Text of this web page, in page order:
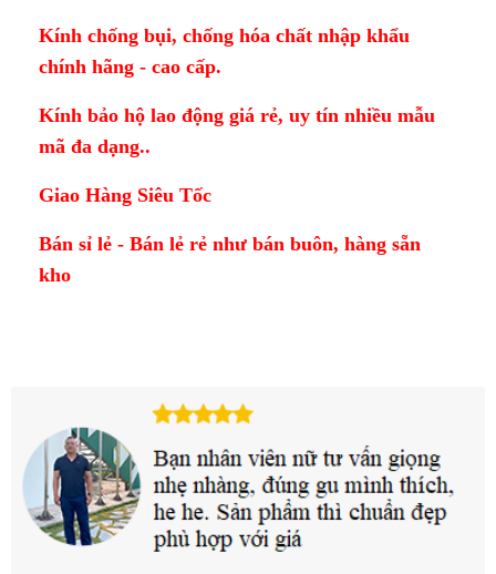
Kính chống bụi, chống hóa chất nhập khẩu
chính hãng - cao cấp.
Kính bảo hộ lao động giá rẻ, uy tín nhiều mẫu
mã đa dạng..
Giao Hàng Siêu Tốc
Bán sỉ lẻ - Bán lẻ rẻ như bán buôn, hàng sẵn
kho